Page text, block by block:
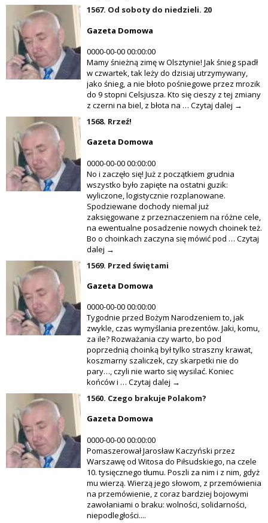
1567. Od soboty do niedzieli. 20
Gazeta Domowa
0000-00-00 00:00:00
Mamy śnieżną zimę w Olsztynie! Jak śnieg spadł
w czwartek, tak leży do dzisiaj utrzymywany,
jako śnieg, a nie błoto pośniegowe przez mrozik
do 9 stopni Celsjusza. Kto się cieszy z tej zmiany
z czerni na biel, z błota na … Czytaj dalej →
1568. Rrzeź!
Gazeta Domowa
0000-00-00 00:00:00
No i zaczęło się! Już z początkiem grudnia
wszystko było zapięte na ostatni guzik:
wyliczone, logistycznie rozplanowane.
Spodziewane dochody niemal już
zaksięgowane z przeznaczeniem na różne cele,
na ewentualne posadzenie nowych choinek też.
Bo o choinkach zaczyna się mówić pod … Czytaj
dalej →
1569. Przed świętami
Gazeta Domowa
0000-00-00 00:00:00
Tygodnie przed Bożym Narodzeniem to, jak
zwykle, czas wymyślania prezentów. Jaki, komu,
za ile? Rozważania czy warto, bo pod
poprzednią choinką był tylko straszny krawat,
koszmarny szaliczek, czy skarpetki nie do
pary…, czyli nie warto się wysilać. Koniec
końców i … Czytaj dalej →
1560. Czego brakuje Polakom?
Gazeta Domowa
0000-00-00 00:00:00
Pomaszerował Jarosław Kaczyński przez
Warszawę od Witosa do Piłsudskiego, na czele
10. tysięcznego tłumu. Poszli za nim i z nim, gdyż
mu wierzą. Wierzą jego słowom, z przemówienia
na przemówienie, z coraz bardziej bojowymi
zawołaniami o braku: wolności, solidarności,
niepodległości....